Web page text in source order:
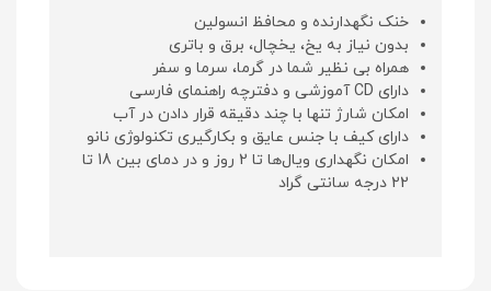
خنک نگهدارنده و محافظ انسولین
بدون نیاز به یخ، یخچال، برق و باتری
همراه بی نظیر شما در گرما، سرما و سفر
دارای CD آموزشی و دفترچه راهنمای فارسی
امکان شارژ تنها با چند دقیقه قرار دادن در آب
دارای کیف با جنس عایق و بکارگیری تکنولوژی نانو
امکان نگهداری ویال‌ها تا 2 روز و در دمای بین 18 تا
22 درجه سانتی گراد